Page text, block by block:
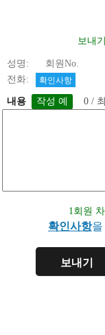
보내
성명: 회원No.
전화:
확인사항
내용 0 /
1회원
확인사항을